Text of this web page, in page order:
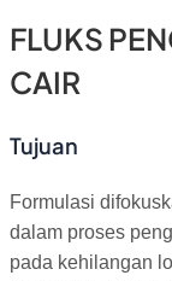
FLUKS
CAIR
Tujuan
Formulasi
dalam proses
pada kehilangan